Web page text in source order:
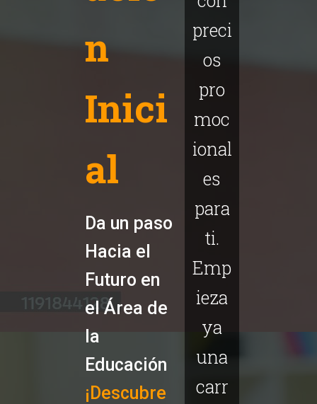
n
Inici
al
Da un paso
Hacia el
Futuro en
el Área de
la
Educación
¡Descubre
preci
os
pro
moc
ional
es
para
ti.
Emp
ieza
ya
una
carr